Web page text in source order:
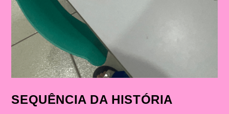
SEQUÊNCIA DA HISTÓRIA